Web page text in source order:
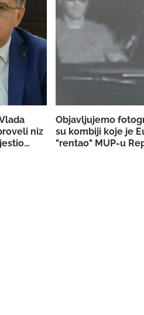
niz
Objavljujemo
su kombiji koje je
"rentao" MUP-u